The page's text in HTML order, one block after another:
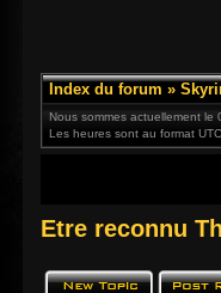
Index du forum »
Nous sommes actuellement le
Les heures sont au format
Etre reconnu